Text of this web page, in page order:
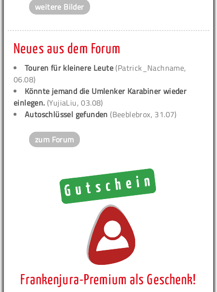
weitere Bilder
Neues aus dem Forum
Touren für kleinere Leute (Patrick_Nachname,
06.08)
Könnte jemand die Umlenker Karabiner wieder
einlegen. (YujiaLiu, 03.08)
Autoschlüssel gefunden (Beeblebrox, 31.07)
zum Forum
Frankenjura-Premium als Geschenk!